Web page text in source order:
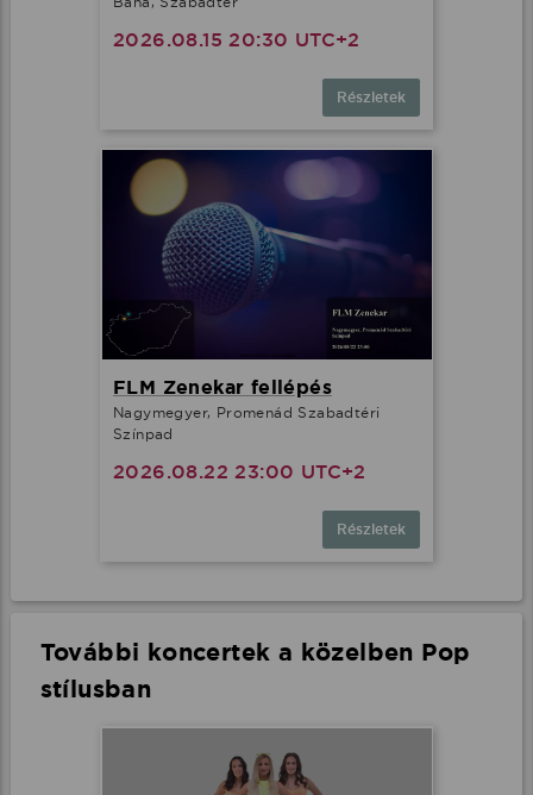
2026.08.15 20:30 UTC+2
Részletek
FLM Zenekar fellépés
Nagymegyer, Promenád Szabadtéri
Színpad
2026.08.22 23:00 UTC+2
Részletek
További koncertek a közelben Pop
stílusban